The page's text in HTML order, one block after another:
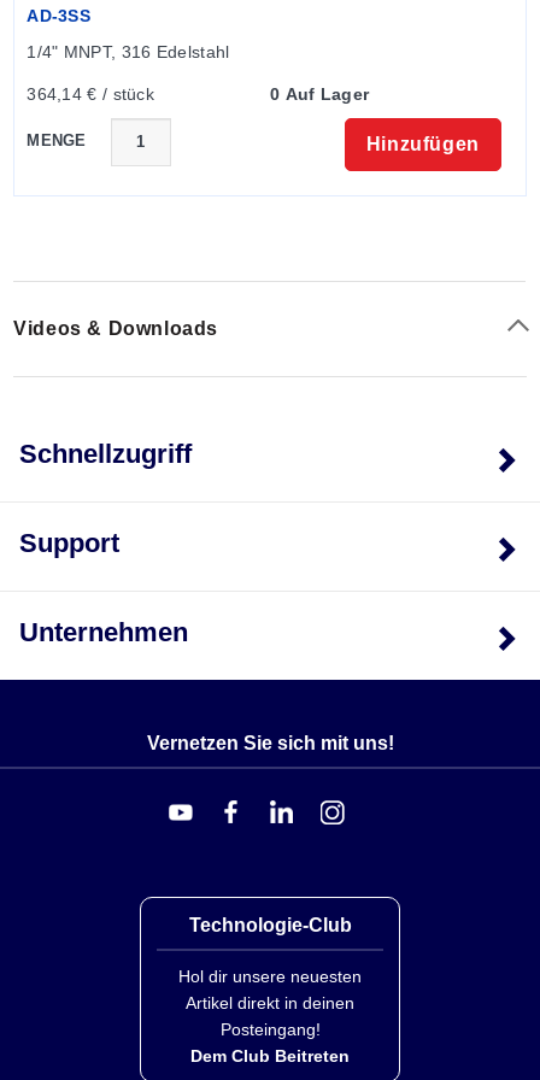
Elektrischer Anschluss:
gleichwertig
Optionale Verbindung:
3 m (10') 2-adriges
geschirmtes PVC-Kabel
Gegenstecker:
PT06F-10-6S (nicht enthalten)
AD-3SS
1/4" MNPT, 316 Edelstahl
364,14 € / stück 0 Auf Lager
MENGE Hinzufügen
Videos & Downloads
Schnellzugriff
Support
Unternehmen
Vernetzen Sie sich mit uns!
Technologie-Club
Hol dir unsere neuesten
Artikel direkt in deinen
Posteingang!
Dem Club Beitreten